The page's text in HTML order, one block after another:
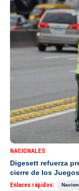
NACIONALES
Digesett refuerza
cierre de los
Enlaces rápidos: